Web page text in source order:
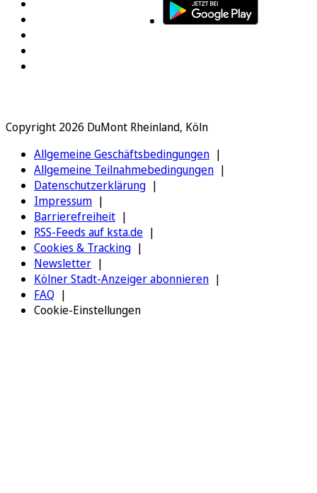
Copyright 2026 DuMont Rheinland, Köln
Allgemeine Geschäftsbedingungen
Allgemeine Teilnahmebedingungen
Datenschutzerklärung
Impressum
Barrierefreiheit
RSS-Feeds auf ksta.de
Cookies & Tracking
Newsletter
Kölner Stadt-Anzeiger abonnieren
FAQ
Cookie-Einstellungen